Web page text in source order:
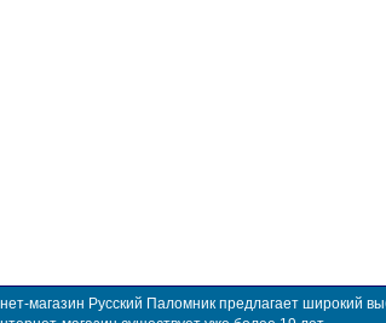
магазин Русский Паломник предлагает широкий